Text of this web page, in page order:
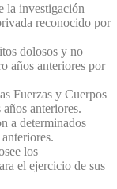
la investigación
reconocido por
dolosos y no
años anteriores por
Fuerzas y Cuerpos
anteriores.
a determinados
los
el ejercicio de sus